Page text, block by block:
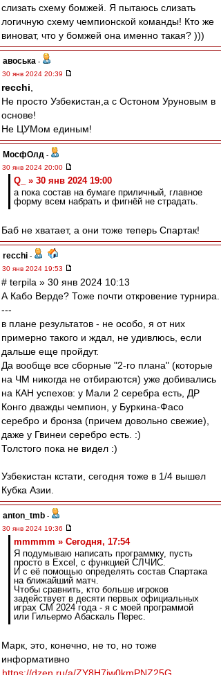
слизать схему бомжей. Я пытаюсь слизать
логичную схему чемпионской команды! Кто же
виноват, что у бомжей она именно такая? )))
авоська -
30 янв 2024 20:39
recchi
Не просто Узбекистан,а с Остоном Уруновым в
основе!
Не ЦУМом единым!
МосфОлд -
30 янв 2024 20:00
Q_ » 30 янв 2024 19:00
а пока состав на бумаге приличный, главное
форму всем набрать и фигнёй не страдать.
Баб не хватает, а они тоже теперь Спартак!
recchi -
30 янв 2024 19:53
# terpila » 30 янв 2024 10:13
А Кабо Верде? Тоже почти откровение турнира.
---
в плане результатов - не особо, я от них
примерно такого и ждал, не удивлюсь, если
дальше еще пройдут.
Да вообще все сборные "2-го плана" (которые
на ЧМ никогда не отбираются) уже добивались
на КАН успехов: у Мали 2 серебра есть, ДР
Конго дважды чемпион, у Буркина-Фасо
серебро и бронза (причем довольно свежие),
даже у Гвинеи серебро есть. :)
Толстого пока не видел :)
Узбекистан кстати, сегодня тоже в 1/4 вышел
Кубка Азии.
anton_tmb -
30 янв 2024 19:36
mmmmm » Сегодня, 17:54
Я подумываю написать программку, пусть
просто в Excel, с функцией СЛЧИС.
И с её помощью определять состав Спартака
на ближайший матч.
Чтобы сравнить, кто больше игроков
задействует в десяти первых официальных
играх СМ 2024 года - я с моей программой
или Гильермо Абаскаль Перес.
Марк, это, конечно, не то, но тоже
информативно